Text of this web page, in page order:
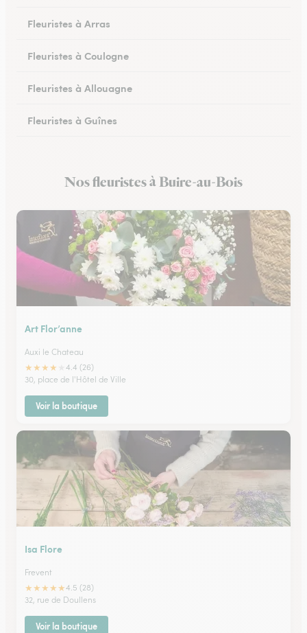
Fleuristes à Arras
Fleuristes à Coulogne
Fleuristes à Allouagne
Fleuristes à Guînes
Fleuristes à Rang-du-Fliers
Nos fleuristes à Buire-au-Bois
Art Flor’anne
Auxi le Chateau
★★★★
4.4 (26)
30, place de l'Hôtel de Ville
Voir la boutique
Isa Flore
Frevent
★★★★★4.5 (28)
32, rue de Doullens
Voir la boutique